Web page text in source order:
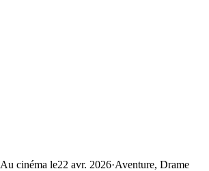
Au cinéma le22 avr. 2026·Aventure, Drame